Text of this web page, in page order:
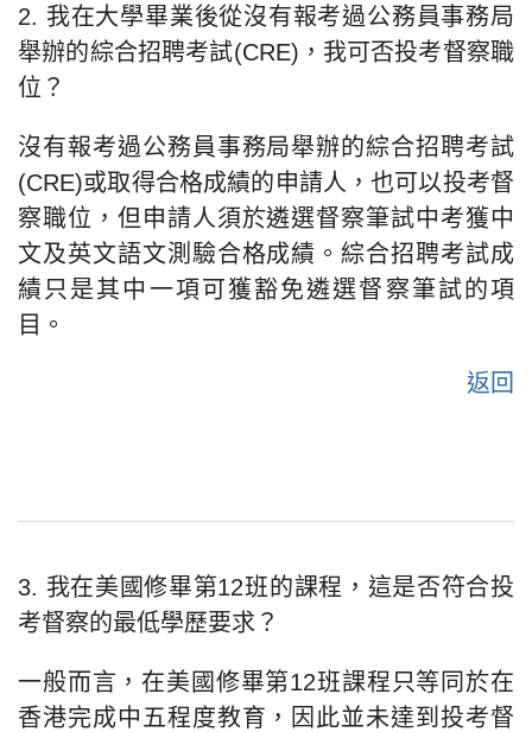
2. 我在大學畢業後從沒有報考過公務員事務局
舉辦的綜合招聘考試(CRE)，我可否投考督察職
位？
沒有報考過公務員事務局舉辦的綜合招聘考試
(CRE)或取得合格成績的申請人，也可以投考督
察職位，但申請人須於遴選督察筆試中考獲中
文及英文語文測驗合格成績。綜合招聘考試成
績只是其中一項可獲豁免遴選督察筆試的項
目。
返回
3. 我在美國修畢第12班的課程，這是否符合投
考督察的最低學歷要求？
一般而言，在美國修畢第12班課程只等同於在
香港完成中五程度教育，因此並未達到投考督